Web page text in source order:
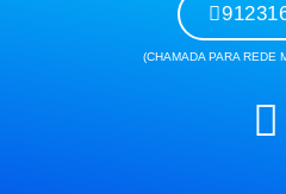
(CHAMADA PARA REDE